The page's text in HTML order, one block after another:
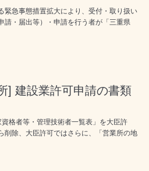
緊急事態措置拡大により、受付・取り扱い
請・届出等）・申請を行う者が「三重県
] 建設業許可申請の書類
格者等・管理技術者一覧表」を大臣許
削除、大臣許可ではさらに、「営業所の地